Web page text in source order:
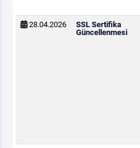
28.04.2026
SSL Sertifika
Güncellenmesi